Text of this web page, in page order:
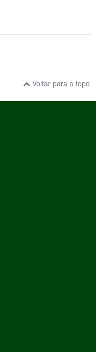
Voltar para o topo